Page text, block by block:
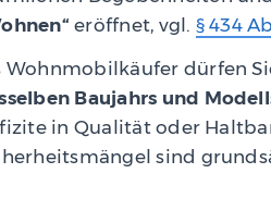
eröffnet, vgl. § 434
Wohnmobilkäufer dürfen
Baujahrs und
in Qualität oder
sind